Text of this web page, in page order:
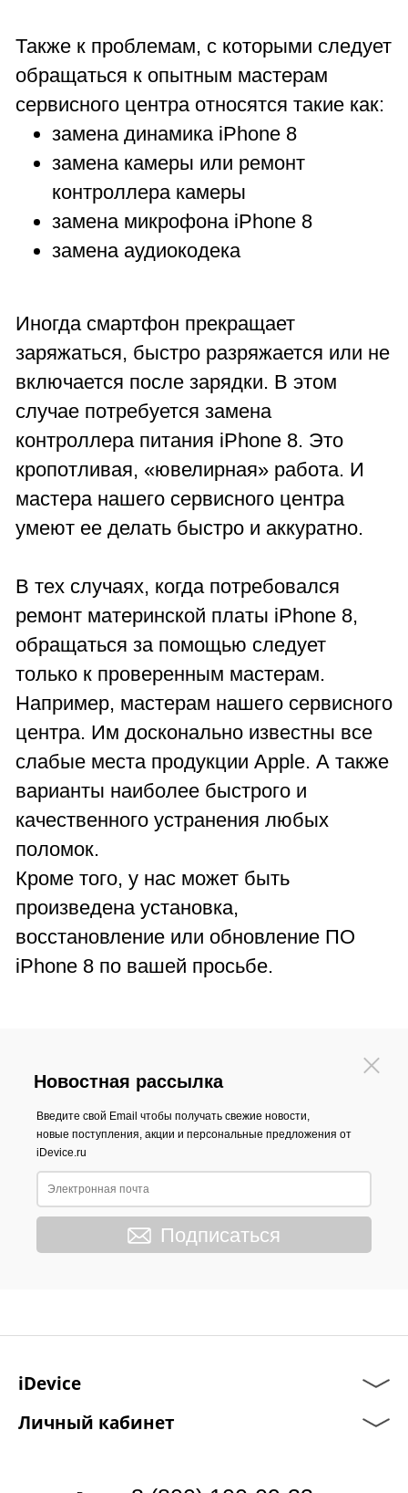
Также к проблемам, с которыми следует
обращаться к опытным мастерам
сервисного центра относятся такие как:
замена динамика iPhone 8
замена камеры или ремонт
контроллера камеры
замена микрофона iPhone 8
замена аудиокодека
Иногда смартфон прекращает
заряжаться, быстро разряжается или не
включается после зарядки. В этом
случае потребуется замена
контроллера питания iPhone 8. Это
кропотливая, «ювелирная» работа. И
мастера нашего сервисного центра
умеют ее делать быстро и аккуратно.
В тех случаях, когда потребовался
ремонт материнской платы iPhone 8,
обращаться за помощью следует
только к проверенным мастерам.
Например, мастерам нашего сервисного
центра. Им досконально известны все
слабые места продукции Apple. А также
варианты наиболее быстрого и
качественного устранения любых
поломок.
Кроме того, у нас может быть
произведена установка,
восстановление или обновление ПО
iPhone 8 по вашей просьбе.
Новостная рассылка
Введите свой Email чтобы получать свежие новости,
новые поступления, акции и персональные предложения от
iDevice.ru
Подписаться
iDevice
Личный кабинет